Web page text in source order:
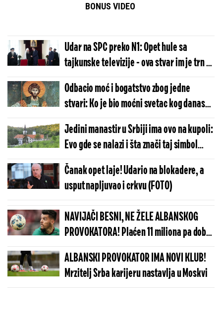
BONUS VIDEO
Udar na SPC preko N1: Opet hule sa
tajkunske televizije - ova stvar im je trn u
oku
Odbacio moć i bogatstvo zbog jedne
stvari: Ko je bio moćni svetac kog danas
slavi Crkva?
Jedini manastir u Srbiji ima ovo na kupoli:
Evo gde se nalazi i šta znači taj simbol
(FOTO)
Čanak opet laje! Udario na blokadere, a
usput napljuvao i crkvu (FOTO)
NAVIJAČI BESNI, NE ŽELE ALBANSKOG
PROVOKATORA! Plaćen 11 miliona pa dobio
brutalnu poruku
ALBANSKI PROVOKATOR IMA NOVI KLUB!
Mrzitelj Srba karijeru nastavlja u Moskvi